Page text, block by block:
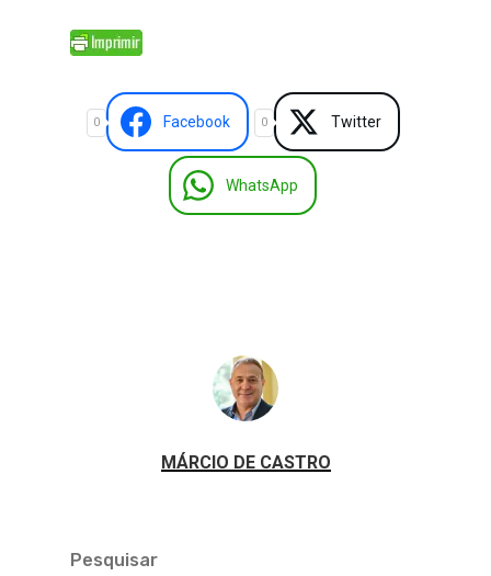
0 Facebook 0 Twitter
WhatsApp
MÁRCIO DE CASTRO
Pesquisar